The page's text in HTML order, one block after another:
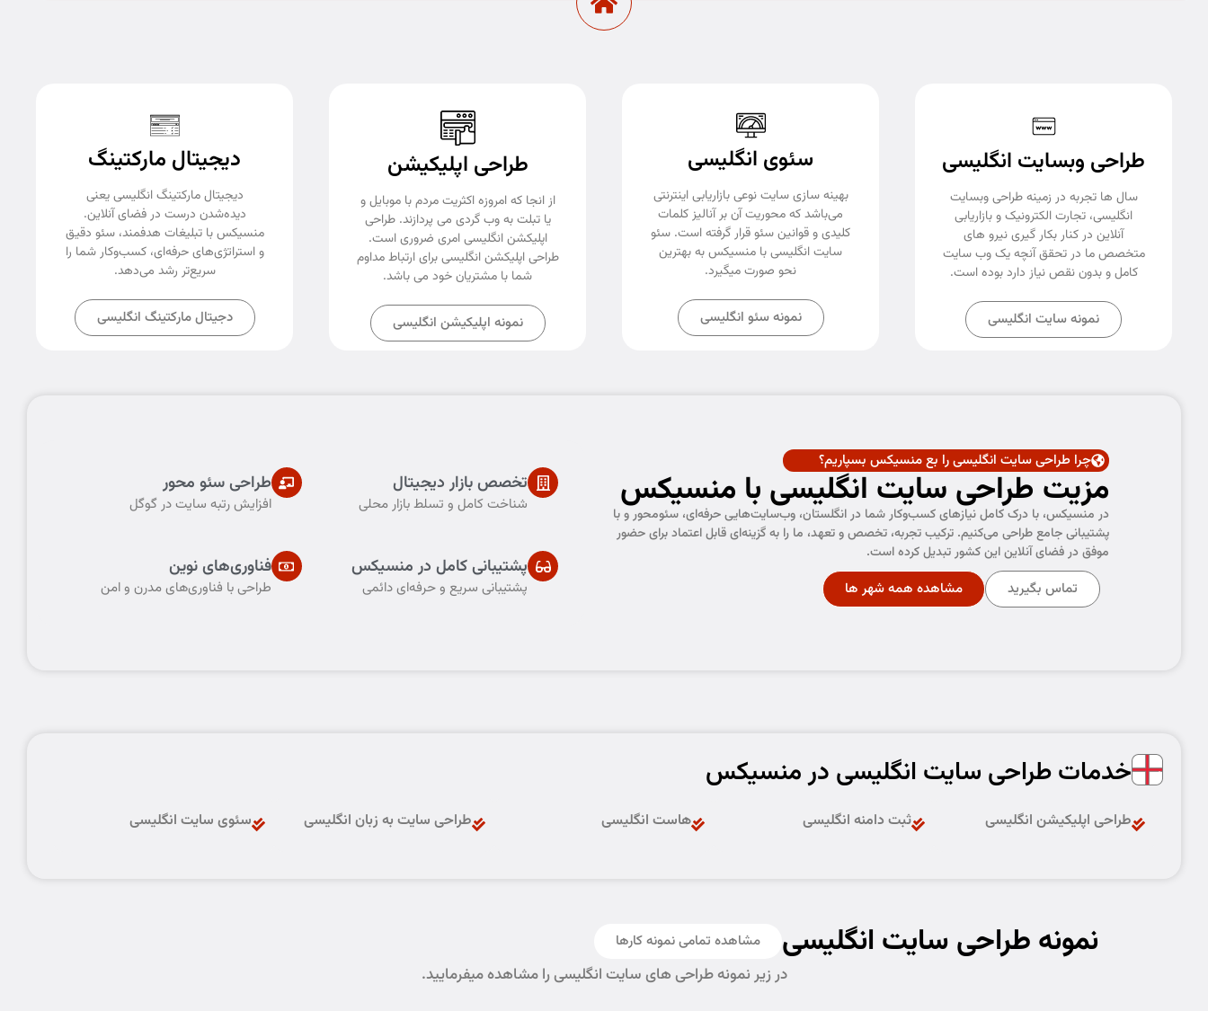
طراحی وبسایت انگلیسی
سال ها تجربه در زمینه طراحی وبسایت
انگلیسی، تجارت الکترونیک و بازاریابی
آنلاین در کنار بکار گیری نیرو های
متخصص ما در تحقق آنچه یک وب سایت
کامل و بدون نقص نیاز دارد بوده است.
نمونه سایت انگلیسی
سئوی انگلیسی
بهینه سازی سایت نوعی بازاریابی اینترنتی
می‌باشد که محوریت آن بر آنالیز کلمات
کلیدی و قوانین سئو قرار گرفته است. سئو
سایت انگلیسی با منسیکس به بهترین
نحو صورت میگیرد.
نمونه سئو انگلیسی
طراحی اپلیکیشن
از انجا که امروزه اکثریت مردم با موبایل و
یا تبلت به وب گردی می پردازند. طراحی
اپلیکشن انگلیسی امری ضروری است.
طراحی اپلیکشن انگلیسی برای ارتباط مداوم
شما با مشتریان خود می باشد.
نمونه اپلیکیشن انگلیسی
دیجیتال مارکتینگ
دیجیتال مارکتینگ انگلیسی یعنی
دیده‌شدن درست در فضای آنلاین.
منسیکس با تبلیغات هدفمند، سئو دقیق
و استراتژی‌های حرفه‌ای، کسب‌وکار شما را
سریع‌تر رشد می‌دهد.
دجیتال مارکتینگ انگلیسی
چرا طراحی سایت انگلیسی را بع منسیکس بسپاریم؟
مزیت طراحی سایت انگلیسی با منسیکس
در منسیکس، با درک کامل نیازهای کسب‌وکار شما در انگلستان، وب‌سایت‌هایی حرفه‌ای، سئو‌محور و با
پشتیبانی جامع طراحی می‌کنیم. ترکیب تجربه، تخصص و تعهد، ما را به گزینه‌ای قابل اعتماد برای حضور
موفق در فضای آنلاین این کشور تبدیل کرده است.
تماس بگیرید مشاهده همه شهر ها
تخصص بازار دیجیتال
شناخت کامل و تسلط بازار محلی
طراحی سئو محور
افزایش رتبه سایت در گوگل
پشتیبانی کامل در منسیکس
پشتیبانی سریع و حرفه‌ای دائمی
فناوری‌های نوین
طراحی با فناوری‌های مدرن و امن
خدمات طراحی سایت انگلیسی در منسیکس
طراحی اپلیکیشن انگلیسی ثبت دامنه انگلیسی هاست انگلیسی طراحی سایت به زبان انگلیسی سئوی سایت انگلیسی
نمونه طراحی سایت انگلیسی مشاهده تمامی نمونه کارها
در زیر نمونه طراحی های سایت انگلیسی را مشاهده میفرمایید.